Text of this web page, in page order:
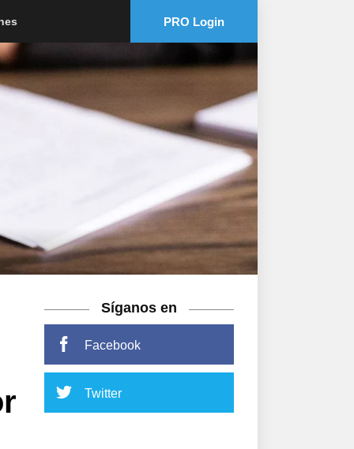
PRO Login
Síganos en
Facebook
Twitter